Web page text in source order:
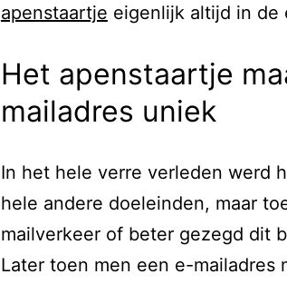
apenstaartje eigenlijk altijd in de
Het apenstaartje
mailadres uniek
In het hele verre verleden werd
hele andere doeleinden, maar
mailverkeer of beter gezegd dit
Later toen men een e-mailadres